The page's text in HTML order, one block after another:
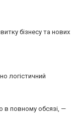
бізнесу та нових
логістичний
в повному обсязі, —